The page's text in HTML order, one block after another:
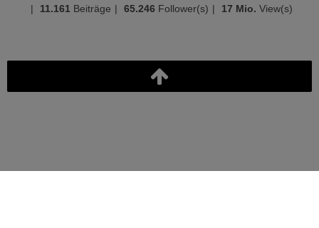
|
11.161 Beiträge | 65.246 Follower(s) | 17 Mio. View(s)